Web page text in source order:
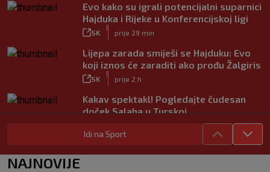
Evo kako su igrali potencijalni suparnici
Hajduka i Rijeke u Konferencijskoj ligi
SK prije 29 min
Lijepa zarada smiješi se Hajduku: Evo
koji iznos će zaraditi ako prođu Žalgiris
SK prije 2 h
Kakav spektakl! Pogledajte čudesan
doček Salaha u Turskoj
Neočekivani problemi za Dinamo:
Mišićeva zamjena zapela u Beogradu
Idi na Sport
NAJNOVIJE